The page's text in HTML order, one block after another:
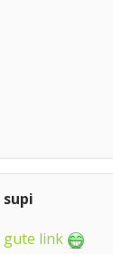
supi
gute link